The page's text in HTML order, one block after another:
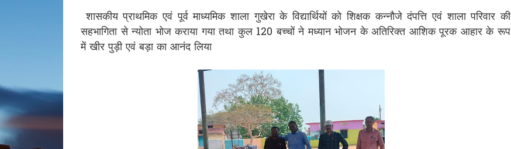
शासकीय प्राथमिक एवं पूर्व माध्यमिक शाला गुखेरा के विद्यार्थियों को शिक्षक कन्नौजे दंपत्ति एवं शाला परिवार की
सहभागिता से न्योता भोज कराया गया तथा कुल 120 बच्चों ने मध्यान भोजन के अतिरिक्त आशिक पूरक आहार के रूप
में खीर पुड़ी एवं बड़ा का आनंद लिया